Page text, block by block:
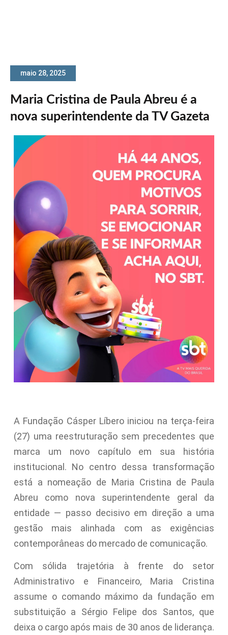
maio 28, 2025
Maria Cristina de Paula Abreu é a
nova superintendente da TV Gazeta
A Fundação Cásper Líbero iniciou na terça-feira
(27) uma reestruturação sem precedentes que
marca um novo capítulo em sua história
institucional. No centro dessa transformação
está a nomeação de Maria Cristina de Paula
Abreu como nova superintendente geral da
entidade — passo decisivo em direção a uma
gestão mais alinhada com as exigências
contemporâneas do mercado de comunicação.
Com sólida trajetória à frente do setor
Administrativo e Financeiro, Maria Cristina
assume o comando máximo da fundação em
substituição a Sérgio Felipe dos Santos, que
deixa o cargo após mais de 30 anos de liderança.